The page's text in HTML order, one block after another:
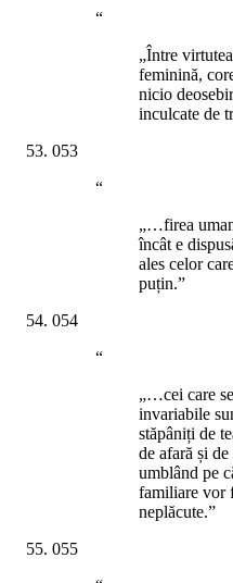
“
„Între
feminină,
nicio
inculcate de
053
“
„…firea
încât e
ales celor
puțin.”
054
“
„…cei care
invariabile
stăpâniți de
de afară și
umblând pe
familiare vor
neplăcute.”
055